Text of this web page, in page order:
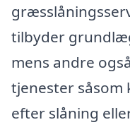
tilbyder
mens andre
tjenester
efter slåning